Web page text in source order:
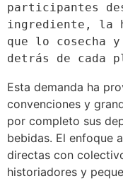
participantes
ingrediente, la
que lo cosecha
detrás de cada
Esta demanda ha
convenciones y
por completo sus
bebidas. El enfoque
directas con
historiadores y